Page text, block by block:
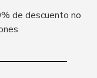
de descuento no